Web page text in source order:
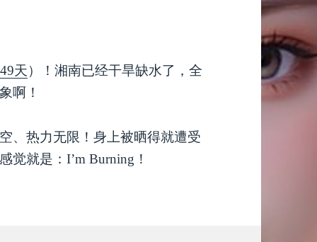
天）！湘南已经干旱缺水了，全
啊！
、热力无限！身上被晒得就遭受
觉就是：I’m Burning！